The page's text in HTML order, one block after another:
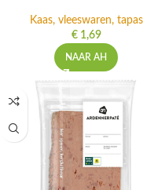
Kaas, vleeswaren, tapas
€1,69
NAAR AH